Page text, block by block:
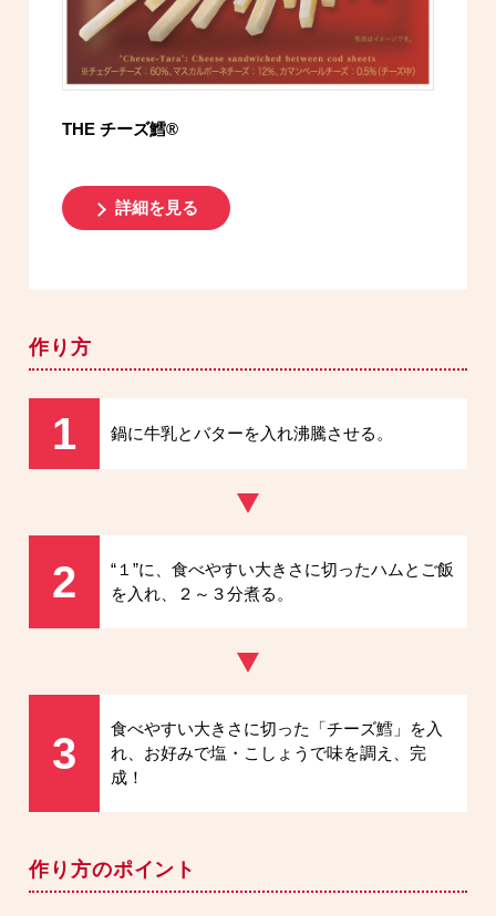
THE チーズ鱈®
詳細を見る
作り方
1 鍋に牛乳とバターを入れ沸騰させる。
2
“１”に、食べやすい大きさに切ったハムとご飯
を入れ、２～３分煮る。
3
食べやすい大きさに切った「チーズ鱈」を入
れ、お好みで塩・こしょうで味を調え、完
成！
作り方のポイント